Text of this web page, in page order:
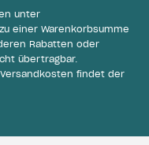
unter
einer Warenkorbsumme
Rabatten oder
übertragbar.
findet der